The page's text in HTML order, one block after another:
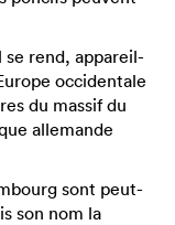
se rend, appareil-
occidentale
du massif du
allemande
sont peut-
son nom la